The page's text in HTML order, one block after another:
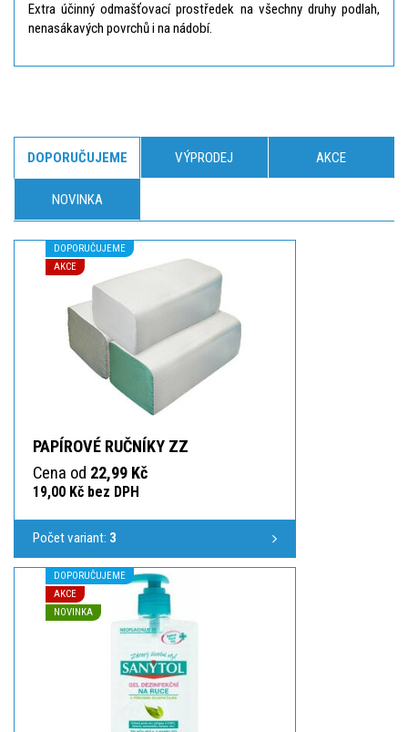
Extra účinný odmašťovací prostředek na všechny druhy podlah,
nenasákavých povrchů i na nádobí.
DOPORUČUJEME VÝPRODEJ AKCE
NOVINKA
DOPORUČUJEME
AKCE
PAPÍROVÉ RUČNÍKY ZZ
Cena od 22,99 Kč
19,00 Kč bez DPH
Počet variant: 3
DOPORUČUJEME
AKCE
NOVINKA